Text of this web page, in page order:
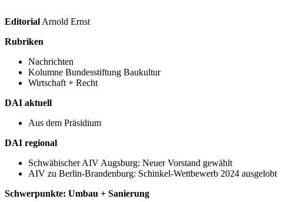
Editorial Arnold Ernst
Rubriken
Nachrichten
Kolumne Bundesstiftung Baukultur
Wirtschaft + Recht
DAI aktuell
Aus dem Präsidium
DAI regional
Schwäbischer AIV Augsburg: Neuer Vorstand gewählt
AIV zu Berlin-Brandenburg: Schinkel-Wettbewerb 2024 ausgelobt
Schwerpunkte: Umbau + Sanierung